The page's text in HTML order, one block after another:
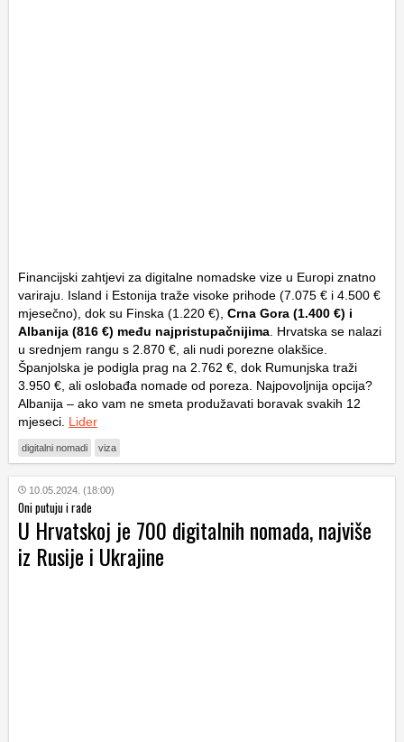
Financijski zahtjevi za digitalne nomadske vize u Europi znatno
variraju. Island i Estonija traže visoke prihode (7.075 € i 4.500 €
mjesečno), dok su Finska (1.220 €), Crna Gora (1.400 €) i
Albanija (816 €) među najpristupačnijima. Hrvatska se nalazi
u srednjem rangu s 2.870 €, ali nudi porezne olakšice.
Španjolska je podigla prag na 2.762 €, dok Rumunjska traži
3.950 €, ali oslobađa nomade od poreza. Najpovoljnija opcija?
Albanija – ako vam ne smeta produžavati boravak svakih 12
mjeseci. Lider
digitalni nomadi viza
10.05.2024. (18:00)
Oni putuju i rade
U Hrvatskoj je 700 digitalnih nomada, najviše
iz Rusije i Ukrajine